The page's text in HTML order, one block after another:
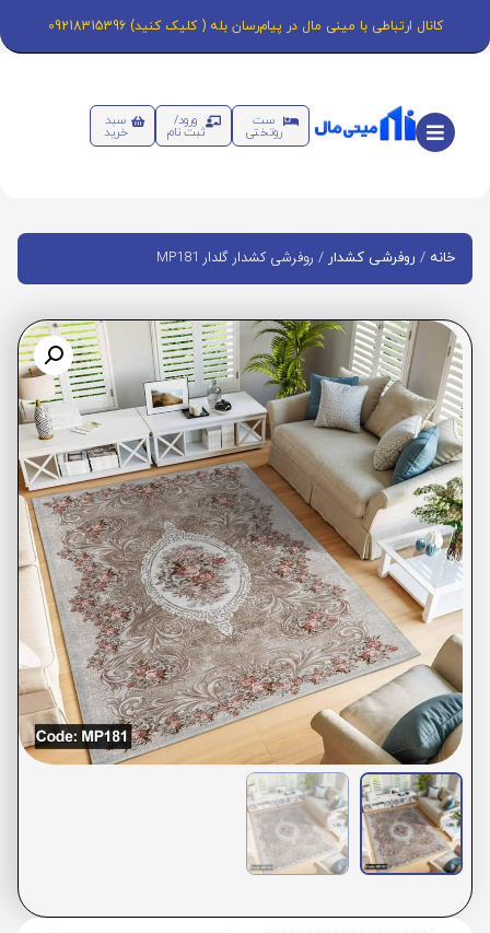
کانال ارتباطی با مینی مال در پیام‌رسان بله ( کلیک کنید) 09218315396
ست
روتختی
ورود/
ثبت نام
سبد
خرید
خانه / روفرشی کشدار / روفرشی کشدار گلدار MP181